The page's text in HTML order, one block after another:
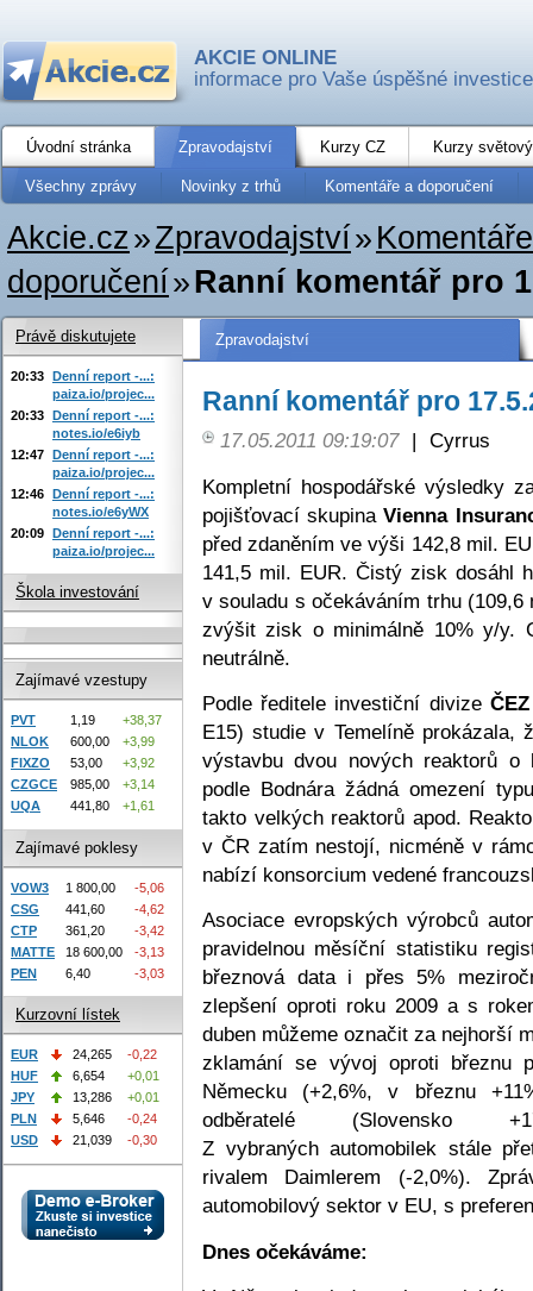
AKCIE ONLINE
informace pro Vaše úspěšné investice
Úvodní stránka Zpravodajství Kurzy CZ Kurzy
Všechny zprávy Novinky z trhů Komentáře a doporučení
Akcie.cz»Zpravodajství»
doporučení»Ranní komentář pro
Zpravodajství
Ranní komentář pro
17.05.2011 09:19:07 | Cyrrus
Kompletní hospodářské výsledky
pojišťovací skupinaVienna
před zdaněním ve výši 142,8 mil.
141,5 mil. EUR. Čistý zisk dosáhl
v souladu s očekáváním trhu
zvýšit zisk o minimálně 10% y/y.
neutrálně.
Podle ředitele investiční divize ČEZ
E15) studie v Temelíně prokázala,
výstavbu dvou nových reaktorů
podle Bodnára žádná omezení
takto velkých reaktorů apod.
v ČR zatím nestojí, nicméně v
nabízí konsorcium vedené
Asociace evropských výrobců
pravidelnou měsíční statistiku
březnová data i přes 5%
zlepšení oproti roku 2009 a s
duben můžeme označit za nejhorší
zklamání se vývoj oproti březnu
Německu (+2,6%, v březnu
odběratelé (Slovensko
Z vybraných automobilek stále
rivalem Daimlerem (-2,0%).
automobilový sektor v EU, s
Dnes očekáváme:
Právě diskutujete
20:33 Denní report -...:
paiza.io/projec...
20:33 Denní report -...:
notes.io/e6iyb
12:47 Denní report -...:
paiza.io/projec...
12:46 Denní report -...:
notes.io/e6yWX
20:09 Denní report -...:
paiza.io/projec...
Škola investování
Zajímavé vzestupy
PVT 1,19
+38,37
NLOK
600,00
+3,99
FIXZO
53,00
+3,92
CZGCE
985,00
+3,14
UQA
441,80 +1,61
Zajímavé poklesy
VOW3 1 800,00
-5,06
CSG
441,60
-4,62
CTP
361,20
-3,42
MATTE
18 600,00
-3,13
PEN
6,40 -3,03
Kurzovní lístek
EUR 24,265
-0,22
HUF
6,654
+0,01
JPY
13,286
+0,01
PLN
5,646
-0,24
USD
21,039 -0,30